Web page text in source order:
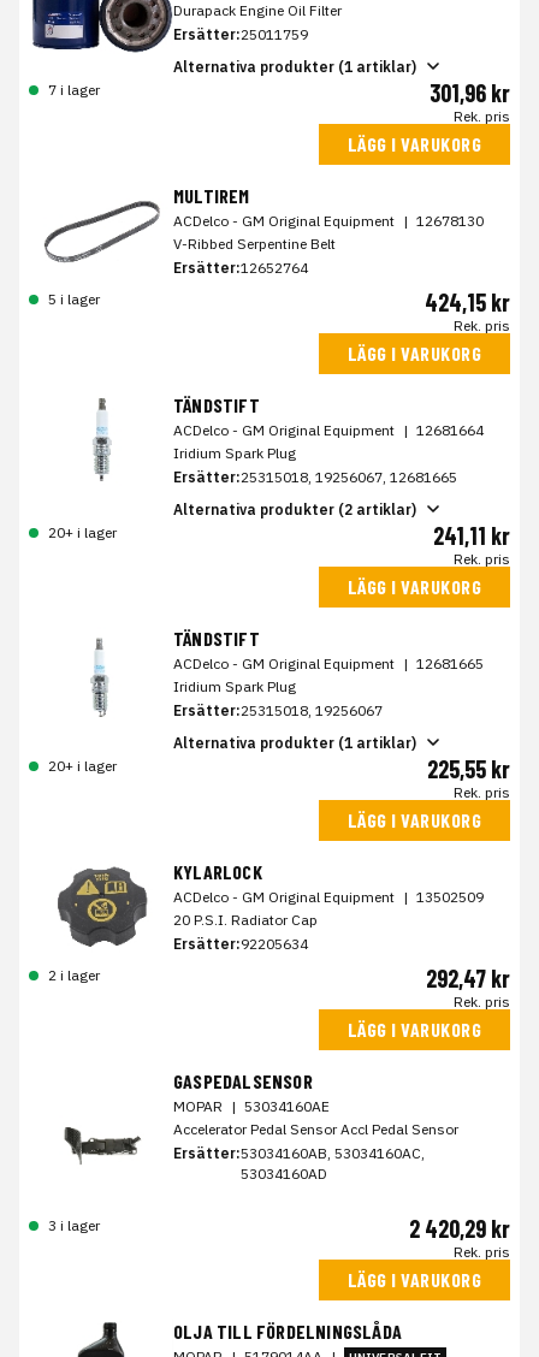
Durapack Engine Oil Filter
Ersätter:25011759
Alternativa produkter (1 artiklar)
7 i lager
301,96 kr
Rek. pris
LÄGG I VARUKORG
MULTIREM
ACDelco - GM Original Equipment | 12678130
V-Ribbed Serpentine Belt
Ersätter:12652764
5 i lager
424,15 kr
Rek. pris
LÄGG I VARUKORG
TÄNDSTIFT
ACDelco - GM Original Equipment | 12681664
Iridium Spark Plug
Ersätter:25315018, 19256067, 12681665
Alternativa produkter (2 artiklar)
20+ i lager
241,11 kr
Rek. pris
LÄGG I VARUKORG
TÄNDSTIFT
ACDelco - GM Original Equipment | 12681665
Iridium Spark Plug
Ersätter:25315018, 19256067
Alternativa produkter (1 artiklar)
20+ i lager
225,55 kr
Rek. pris
LÄGG I VARUKORG
KYLARLOCK
ACDelco - GM Original Equipment | 13502509
20 P.S.I. Radiator Cap
Ersätter:92205634
2 i lager
292,47 kr
Rek. pris
LÄGG I VARUKORG
GASPEDALSENSOR
MOPAR | 53034160AE
Accelerator Pedal Sensor Accl Pedal Sensor
Ersätter:53034160AB, 53034160AC,
53034160AD
3 i lager 2 420,29 kr
Rek. pris
LÄGG I VARUKORG
OLJA TILL FÖRDELNINGSLÅDA